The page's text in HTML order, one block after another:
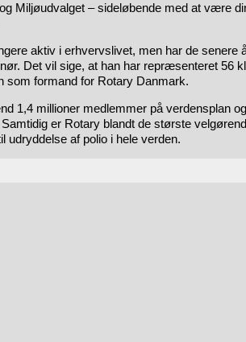
Miljøudvalget – sideløbende med at være
aktiv i erhvervslivet, men har de senere
Det vil sige, at han har repræsenteret 56
som formand for Rotary Danmark.
1,4 millioner medlemmer på verdensplan
er Rotary blandt de største
udryddelse af polio i hele verden.